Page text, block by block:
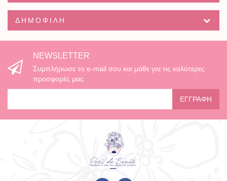
ΔΗΜΟΦΙΛΉ
NEWSLETTER
Συμπλήρωσε το e-mail σου και μάθε για τις καλύτερες
προσφορές μας.
ΕΓΓΡΑΦΉ